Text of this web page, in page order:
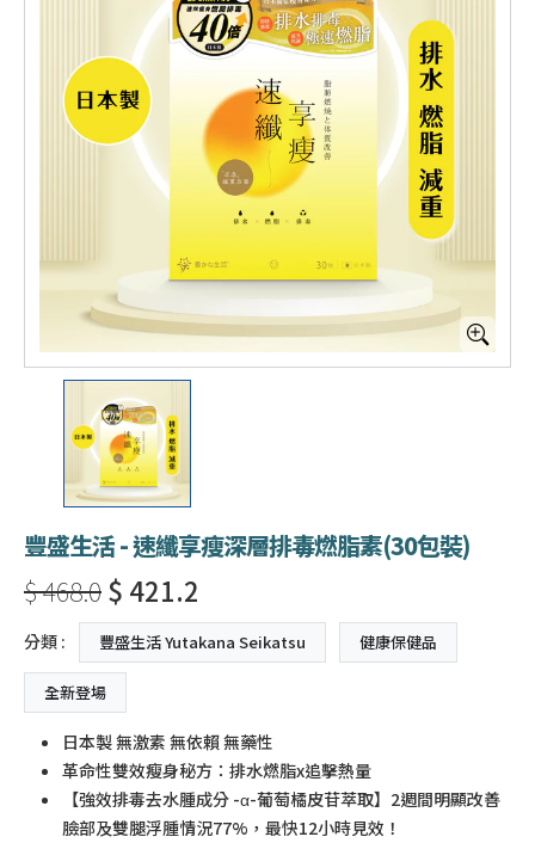
豐盛生活 - 速纖享瘦深層排毒燃脂素(30包裝)
$ 468.0$ 421.2
分類 : 豐盛生活 Yutakana Seikatsu 健康保健品
全新登場
日本製 無激素 無依賴 無藥性
革命性雙效瘦身秘方：排水燃脂x追擊熱量
【強效排毒去水腫成分 -α-葡萄橘皮苷萃取】2週間明顯改善
臉部及雙腿浮腫情況77%，最快12小時見效！